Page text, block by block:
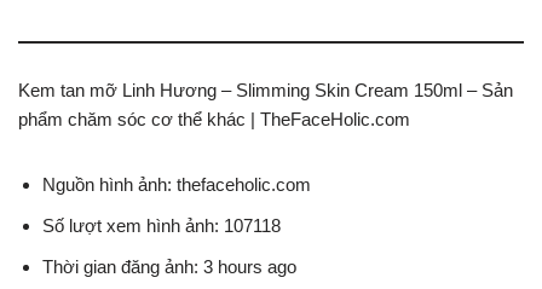
Kem tan mỡ Linh Hương – Slimming Skin Cream 150ml – Sản
phẩm chăm sóc cơ thể khác | TheFaceHolic.com
Nguồn hình ảnh: thefaceholic.com
Số lượt xem hình ảnh: 107118
Thời gian đăng ảnh: 3 hours ago